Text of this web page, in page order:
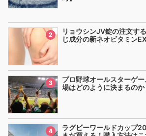
2
リョウシンJV錠の注文す
じ成分の新ネオビタミン
3
プロ野球オールスターゲ
場はどのように決まるのか
4
ラグビーワールドカップ